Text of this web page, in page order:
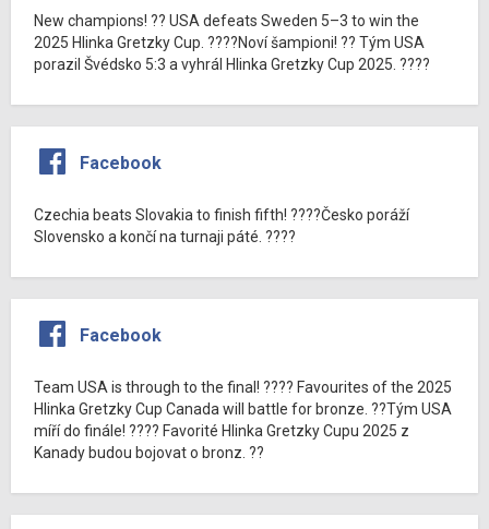
New champions! ?? USA defeats Sweden 5–3 to win the
2025 Hlinka Gretzky Cup. ????Noví šampioni! ?? Tým USA
porazil Švédsko 5:3 a vyhrál Hlinka Gretzky Cup 2025. ????
Facebook
Czechia beats Slovakia to finish fifth! ????Česko poráží
Slovensko a končí na turnaji páté. ????
Facebook
Team USA is through to the final! ???? Favourites of the 2025
Hlinka Gretzky Cup Canada will battle for bronze. ??Tým USA
míří do finále! ???? Favorité Hlinka Gretzky Cupu 2025 z
Kanady budou bojovat o bronz. ??